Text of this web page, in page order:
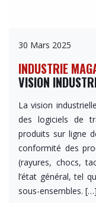
30 Mars 2025
INDUSTRIE
VISION
La vision
des logiciels de
produits sur ligne
conformité des
(rayures, chocs,
l’état général, tel
sous-ensembles. […]